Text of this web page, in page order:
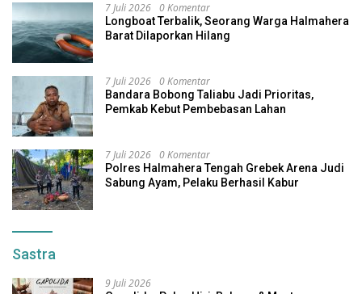
7 Juli 2026 0 Komentar
Longboat Terbalik, Seorang Warga Halmahera
Barat Dilaporkan Hilang
7 Juli 2026 0 Komentar
Bandara Bobong Taliabu Jadi Prioritas,
Pemkab Kebut Pembebasan Lahan
7 Juli 2026 0 Komentar
Polres Halmahera Tengah Grebek Arena Judi
Sabung Ayam, Pelaku Berhasil Kabur
Sastra
9 Juli 2026